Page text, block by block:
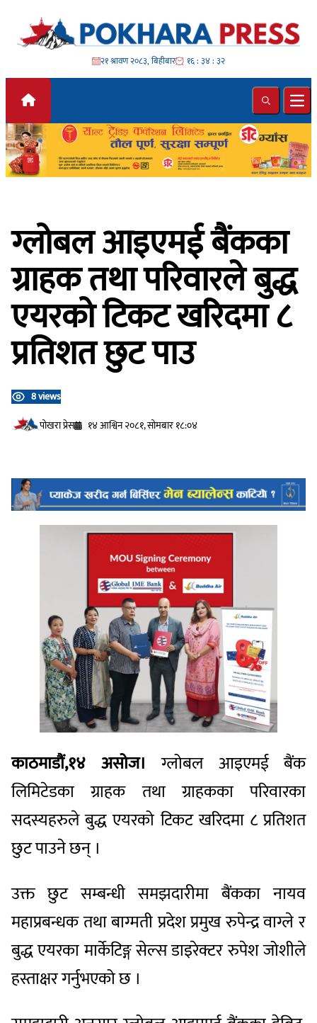
Skip to content
२१ श्रावण २०८३, बिहीबार १६ : ३४ : ३३
Search
ग्लोबल आइएमई बैंकका
ग्राहक तथा परिवारले बुद्ध
एयरको टिकट खरिदमा ८
प्रतिशत छुट पाउ
8 views
प‍ोखरा प्रेस
१४ आश्विन २०८१, सोमबार १८:०४
काठमाडौं,१४ असोज। ग्लोबल आइएमई बैंक
लिमिटेडका ग्राहक तथा ग्राहकका परिवारका
सदस्यहरुले बुद्ध एयरको टिकट खरिदमा ८ प्रतिशत
छुट पाउने छन् ।
उक्त छुट सम्बन्धी समझदारीमा बैंकका नायव
महाप्रबन्धक तथा बाग्मती प्रदेश प्रमुख रुपेन्द्र वाग्ले र
बुद्ध एयरका मार्केटिङ्ग सेल्स डाइरेक्टर रुपेश जोशीले
हस्ताक्षर गर्नुभएको छ ।